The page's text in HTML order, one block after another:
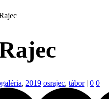
, 2019 osrajec, tábor| 0 0